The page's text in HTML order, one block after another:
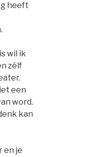
heeft
wil ik
zélf
een
word.
kan
en je